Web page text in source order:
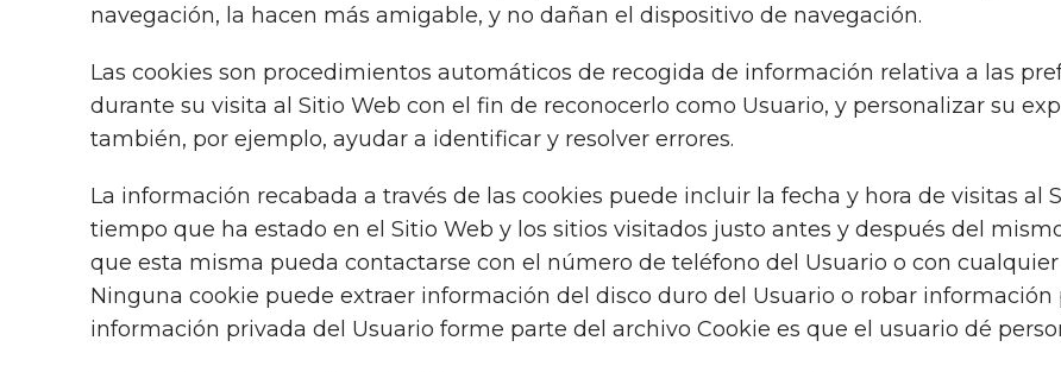
navegación, la hacen más amigable, y no dañan el dispositivo de navegación.
Las cookies son procedimientos automáticos de recogida de información relativa a las
durante su visita al Sitio Web con el fin de reconocerlo como Usuario, y personalizar su
también, por ejemplo, ayudar a identificar y resolver errores.
La información recabada a través de las cookies puede incluir la fecha y hora de visitas al
tiempo que ha estado en el Sitio Web y los sitios visitados justo antes y después del
que esta misma pueda contactarse con el número de teléfono del Usuario o con
Ninguna cookie puede extraer información del disco duro del Usuario o robar información
información privada del Usuario forme parte del archivo Cookie es que el usuario dé